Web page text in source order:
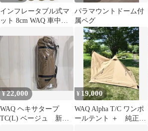
インフレータブル式マ
ット 8cm WAQ 車中泊
ターマット 【公式・1
パラマウントドーム付
属ペグ
¥22,000
WAQ ヘキサタープ
TC(L) ベージュ 新品
¥ 19,000
WAQ Alpha T/C ワンポ
ールテント ＋ 純正フ